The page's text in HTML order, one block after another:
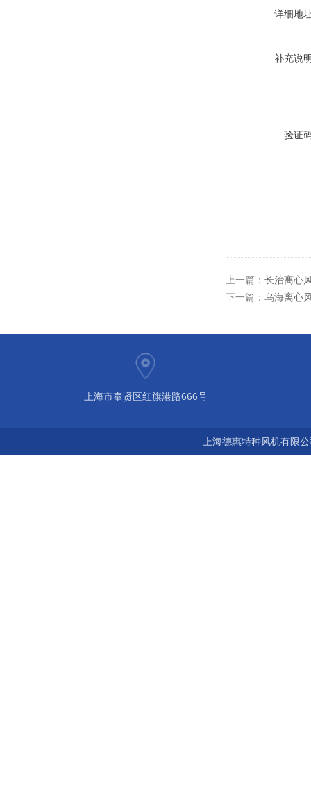
详细地
补充说
验证
上一篇： 长治离心
下一篇： 乌海离心
上海市奉贤区红旗港路666号
上海德惠特种风机有限